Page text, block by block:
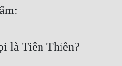
là Tiên Thiên?